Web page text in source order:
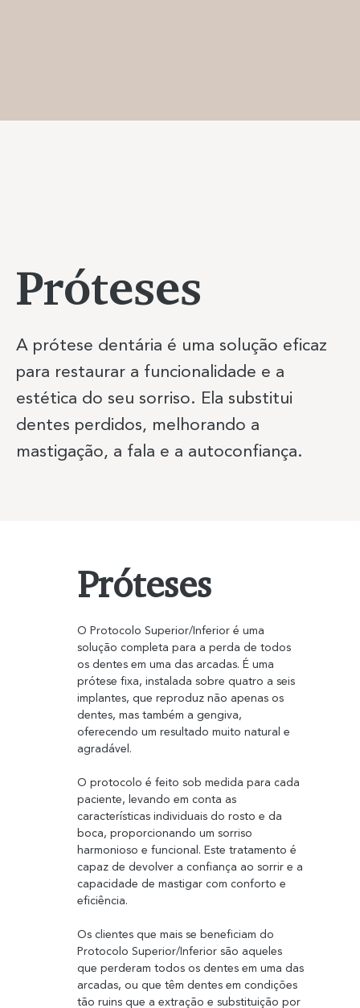
Previous Item Next Item
Próteses
A prótese dentária é uma solução eficaz
para restaurar a funcionalidade e a
estética do seu sorriso. Ela substitui
dentes perdidos, melhorando a
mastigação, a fala e a autoconfiança.
O Protocolo Superior/Inferior é uma
solução completa para a perda de todos
os dentes em uma das arcadas. É uma
prótese fixa, instalada sobre quatro a seis
implantes, que reproduz não apenas os
dentes, mas também a gengiva,
oferecendo um resultado muito natural e
agradável.
O protocolo é feito sob medida para cada
paciente, levando em conta as
características individuais do rosto e da
boca, proporcionando um sorriso
harmonioso e funcional. Este tratamento é
capaz de devolver a confiança ao sorrir e a
capacidade de mastigar com conforto e
eficiência.
Os clientes que mais se beneficiam do
Protocolo Superior/Inferior são aqueles
que perderam todos os dentes em uma das
arcadas, ou que têm dentes em condições
tão ruins que a extração e substituição por
Próteses